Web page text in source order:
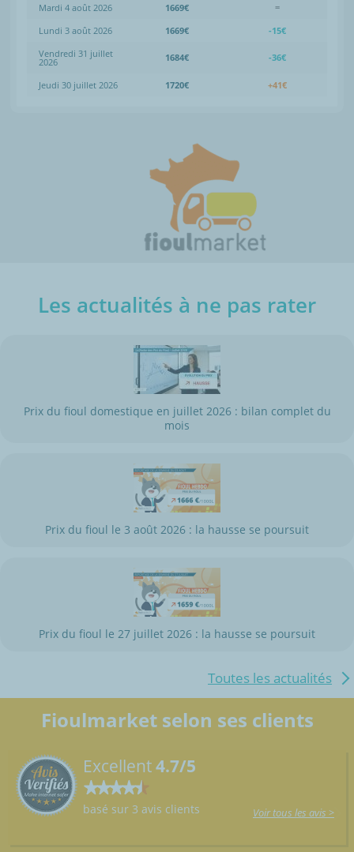
Mardi 4 août 2026 1669€
=
Lundi 3 août 2026
1669€
-15€
Vendredi 31 juillet
2026 1684€ -36€
Jeudi 30 juillet 2026 1720€ +41€
Les actualités à ne pas rater
Prix du fioul domestique en juillet 2026 : bilan complet du
mois
Prix du fioul le 3 août 2026 : la hausse se poursuit
Prix du fioul le 27 juillet 2026 : la hausse se poursuit
Toutes les actualités
Fioulmarket selon ses clients
Excellent4.7/5
basé sur 3 avis clients Voir tous les avis >